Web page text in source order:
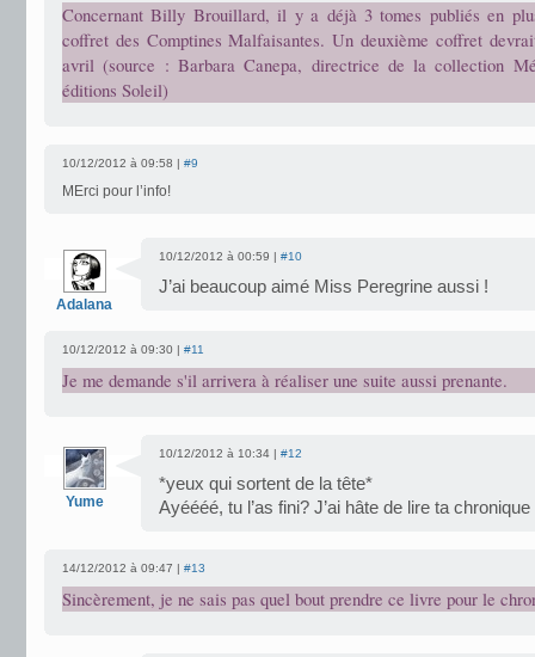
Concernant Billy Brouillard, il y a déjà 3 tomes publiés en
coffret des Comptines Malfaisantes. Un deuxième coffret
avril (source : Barbara Canepa, directrice de la collection
éditions Soleil)
10/12/2012 à 09:58 | #9
MErci pour l’info!
Adalana
10/12/2012 à 00:59 | #10
J’ai beaucoup aimé Miss Peregrine aussi !
10/12/2012 à 09:30 | #11
Je me demande s'il arrivera à réaliser une suite aussi prenante.
Yume
10/12/2012 à 10:34 | #12
*yeux qui sortent de la tête*
Ayéééé, tu l’as fini? J’ai hâte de lire ta chronique
14/12/2012 à 09:47 | #13
Sincèrement, je ne sais pas quel bout prendre ce livre pour le